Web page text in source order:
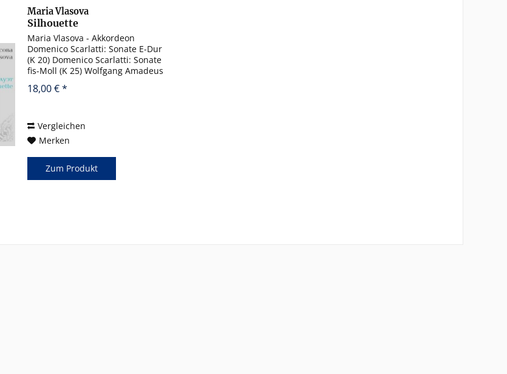
Maria Vlasova
Silhouette
Maria Vlasova - Akkordeon
Domenico Scarlatti: Sonate E-Dur
(K 20) Domenico Scarlatti: Sonate
fis-Moll (K 25) Wolfgang Amadeus
Nr. 23 für Klavier und Orchester
18,00 € *
Vergleichen
Merken
Zum Produkt